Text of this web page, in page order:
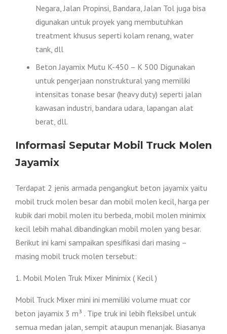
Negara, Jalan Propinsi, Bandara, Jalan Tol juga bisa
digunakan untuk proyek yang membutuhkan
treatment khusus seperti kolam renang, water
tank, dll
Beton Jayamix Mutu K-450 – K 500 Digunakan
untuk pengerjaan nonstruktural yang memiliki
intensitas tonase besar (heavy duty) seperti jalan
kawasan industri, bandara udara, lapangan alat
berat, dll.
Informasi Seputar Mobil Truck Molen
Jayamix
Terdapat 2 jenis armada pengangkut beton jayamix yaitu
mobil truck molen besar dan mobil molen kecil, harga per
kubik dari mobil molen itu berbeda, mobil molen minimix
kecil lebih mahal dibandingkan mobil molen yang besar.
Berikut ini kami sampaikan spesifikasi dari masing –
masing mobil truck molen tersebut:
1. Mobil Molen Truk Mixer Minimix ( Kecil )
Mobil Truck Mixer mini ini memiliki volume muat cor
beton jayamix 3 m³ . Tipe truk ini lebih fleksibel untuk
semua medan jalan, sempit ataupun menanjak. Biasanya